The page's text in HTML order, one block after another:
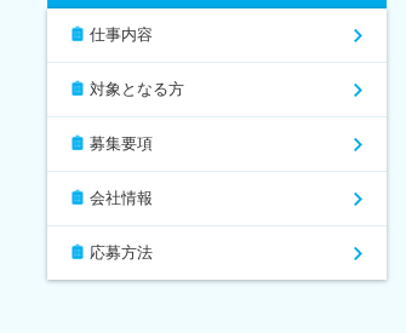
仕事内容
対象となる方
募集要項
会社情報
応募方法